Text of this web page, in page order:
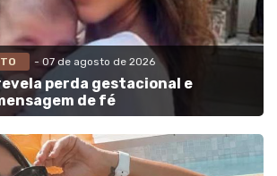
- 07 de agosto de 2026
perda gestacional e
de fé